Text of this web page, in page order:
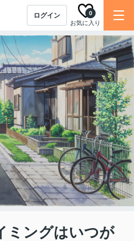
ログイン
お気に入り
0
ミングはいつが